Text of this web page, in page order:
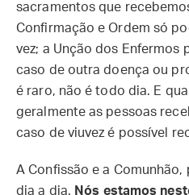
sacramentos que
Confirmação e Ordem só
vez; a Unção dos Enfermos
caso de outra doença ou
é raro, não é todo dia. E
geralmente as pessoas
caso de viuvez é possível
A Confissão e a Comunhão,
dia a dia. Nós estamos